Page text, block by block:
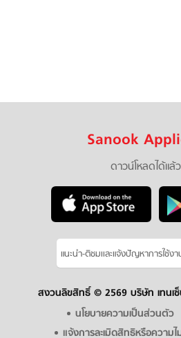
Sanook
ดาวน์โหลดได้แล้
แนะนำ-ติชมเเละแจ้งปัญหาการใช้งา
สงวนลิขสิทธิ์ © 2569 บริษัท เทนเ
นโยบายความเป็นส่วนตัว
แจ้งการละเมิดสิทธิหรือความไ